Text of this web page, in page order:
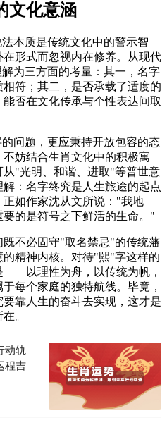
文化意涵
本质是传统文化中的警示智
形式而忽视内在修养。从现代
为三方面的考量：其一，名字
符；其二，是否承载了适度的
否在文化传承与个性表达间取
问题，更应秉持开放包容的态
妨结合生肖文化中的积极寓
"光明、和谐、进取"等普世意
：名字终究是人生旅途的起点
如作家沈从文所说："我地
的是符号之下鲜活的生命。"
不必固守"取名禁忌"的传统藩
精神内核。对待"熙"字这样的
——以理性为舟，以传统为帆，
每个家庭的独特航线。毕竟，
靠人生的奋斗去实现，这才是
。
动轨
程吉